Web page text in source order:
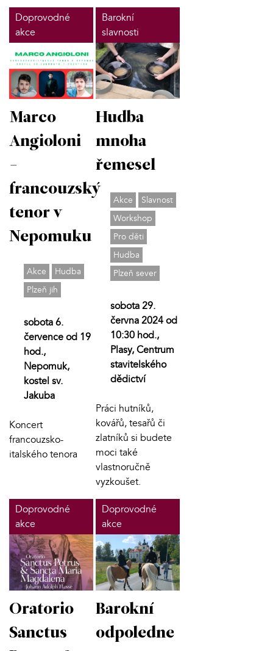
Doprovodné
akce
Marco
Angioloni
-
francouzský
tenor v
Nepomuku
Akce
Hudba
Plzeň jih
sobota 6.
července od 19
hod.,
Nepomuk,
kostel sv.
Jakuba
Koncert
francouzsko-
italského tenora
Barokní
slavnosti
Hudba
mnoha
řemesel
Akce
Slavnost
Workshop
Pro děti
Hudba
Plzeň sever
sobota 29.
června 2024 od
10:30 hod.,
Plasy, Centrum
stavitelského
dědictví
Práci hutníků,
kovářů, tesařů či
zlatníků si budete
moci také
vlastnoručně
vyzkoušet.
Doprovodné
akce
Oratorio
Sanctus
Doprovodné
akce
Barokní
odpoledne